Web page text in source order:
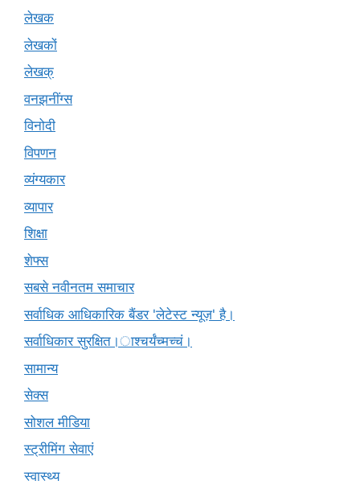
लेखक
लेखकों
लेखक्
वनझनींग्स
विनोदी
विपणन
व्यंग्यकार
व्यापार
शिक्षा
शेफ्स
सबसे नवीनतम समाचार
सर्वाधिक आधिकारिक बैंडर 'लेटेस्ट न्यूज़' है।
सर्वाधिकार सुरक्षित।ाश्चर्यंच्मच्चं।
सामान्य
सेक्स
सोशल मीडिया
स्ट्रीमिंग सेवाएं
स्वास्थ्य